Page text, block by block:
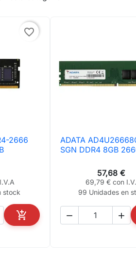
favorite_border
2666
stock

AÑADIR AL CARRITO
 Vista
ADATA
SGN DDR4 8GB
57,68 €
69,79 € con
99 Unidades en
 